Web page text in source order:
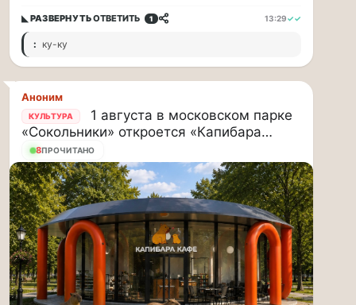
—
это
дополнительная
нагрузка
на
ор...
ВСК
выплатила
производителю
упаковки
88
млн
рублей
в…
ВСК
◣ РАЗВЕРНУТЬОТВЕТИТЬ 1 13:29✓✓
: ку-ку
Аноним
КУЛЬТУРА
1 августа в московском парке
«Сокольники» откроется «Капибара…
7ПРОЧИТАНО